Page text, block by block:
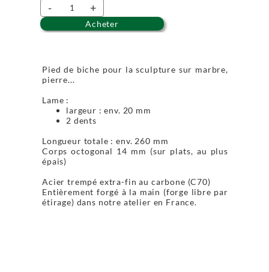
- +
Acheter
Pied de biche pour la sculpture sur marbre,
pierre...
Lame :
largeur : env. 20 mm
2 dents
Longueur totale : env. 260 mm
Corps octogonal 14 mm (sur plats, au plus
épais)
Acier trempé extra-fin au carbone (C70)
Entièrement forgé à la main (forge libre par
étirage) dans notre atelier en France.